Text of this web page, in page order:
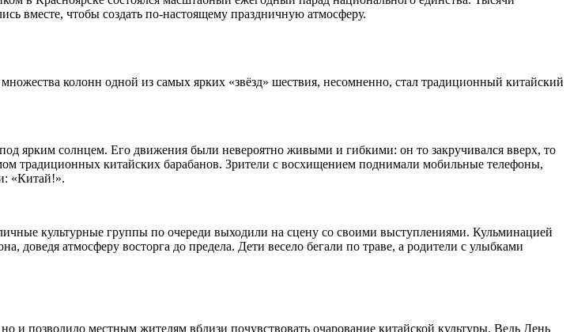
вместе, чтобы создать по-настоящему праздничную атмосферу.
колонн одной из самых ярких «звёзд» шествия, несомненно, стал традиционный китайский
ярким солнцем. Его движения были невероятно живыми и гибкими: он то закручивался вверх, то
традиционных китайских барабанов. Зрители с восхищением поднимали мобильные телефоны,
«Китай!».
культурные группы по очереди выходили на сцену со своими выступлениями. Кульминацией
доведя атмосферу восторга до предела. Дети весело бегали по траве, а родители с улыбками
и позволило местным жителям вблизи почувствовать очарование китайской культуры. Ведь День